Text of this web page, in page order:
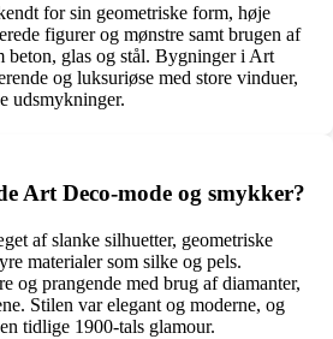
for sin geometriske form, høje
figurer og mønstre samt brugen af
beton, glas og stål. Bygninger i Art
og luksuriøse med store vinduer,
udsmykninger.
Art Deco-mode og smykker?
af slanke silhuetter, geometriske
materialer som silke og pels.
og prangende med brug af diamanter,
Stilen var elegant og moderne, og
tidlige 1900-tals glamour.